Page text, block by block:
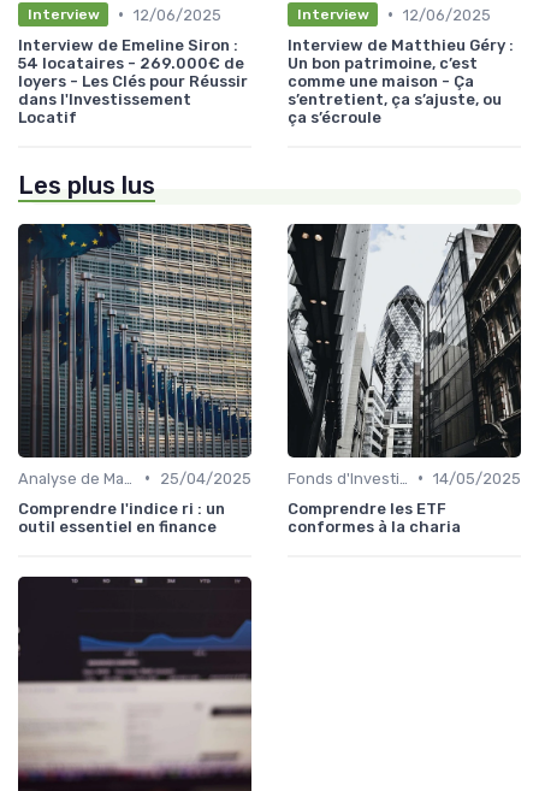
Interview • 12/06/2025
Interview de Emeline Siron :
54 locataires - 269.000€ de
loyers - Les Clés pour Réussir
dans l'Investissement
Locatif
Interview • 12/06/2025
Interview de Matthieu Géry :
Un bon patrimoine, c’est
comme une maison - Ça
s’entretient, ça s’ajuste, ou
ça s’écroule
Les plus lus
•
25/04/2025
Comprendre l'indice ri : un
outil essentiel en finance
• 14/05/2025
Comprendre les ETF
conformes à la charia